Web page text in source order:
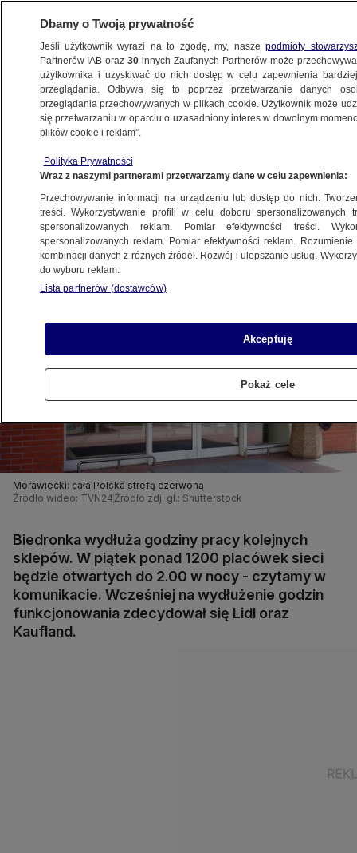
BIZNES
Z KRAJU
sklepach
23.10.2020, 15:32
Udostępnij
Morawiecki: cała Polska strefą czerwoną
Źródło wideo: TVN24 Źródło zdj. gł.: Shutterstock
Biedronka wydłuża godziny pracy kolejnych
sklepów. W piątek ponad 1200 placówek sieci
będzie otwartych do 2.00 w nocy - czytamy w
komunikacie. Wcześniej na wydłużenie godzin
funkcjonowania zdecydował się Lidl oraz
Kaufland.
Dbamy o Twoją prywatność
Jeśli użytkownik wyrazi na to zgodę, my, naszepodmioty
Partnerów IAB oraz30 innych Zaufanych Partnerów może
użytkownika i uzyskiwać do nich dostęp w celu zapewnienia
przeglądania. Odbywa się to poprzez przetwarzanie danych
przeglądania przechowywanych w plikach cookie. Użytkownik może
się przetwarzaniu w oparciu o uzasadniony interes w dowolnym
plików cookie i reklam”.
Polityka Prywatności
Wraz z naszymi partnerami przetwarzamy dane w celu zapewnienia:
Przechowywanie informacji na urządzeniu lub dostęp do nich.
treści. Wykorzystywanie profili w celu doboru spersonalizowanych
spersonalizowanych reklam. Pomiar efektywności treści.
spersonalizowanych reklam. Pomiar efektywności reklam.
kombinacji danych z różnych źródeł. Rozwój i ulepszanie usług.
do wyboru reklam.
Lista partnerów (dostawców)
Akceptuję
Pokaż cele